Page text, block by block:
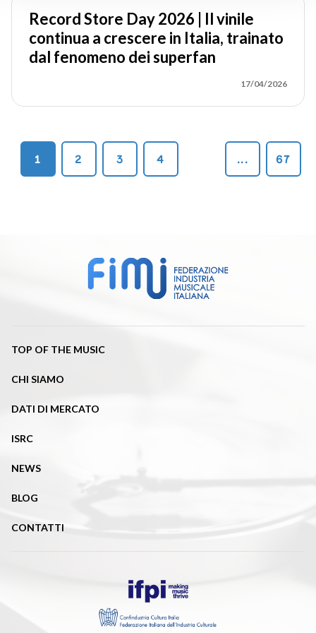
Record Store Day 2026 | Il vinile
continua a crescere in Italia, trainato
dal fenomeno dei superfan
17/04/2026
1 2 3 4 ... 67
TOP OF THE MUSIC
CHI SIAMO
DATI DI MERCATO
ISRC
NEWS
BLOG
CONTATTI